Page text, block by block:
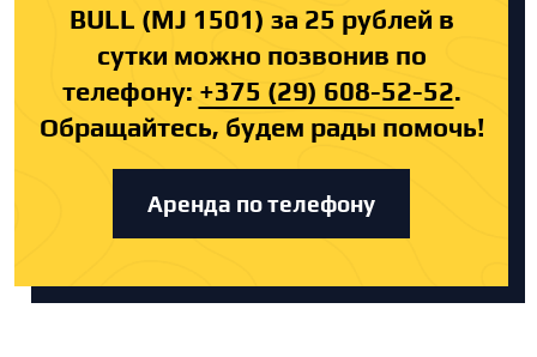
BULL (MJ 1501) за 25 рублей в
сутки можно позвонив по
телефону: +375 (29) 608-52-52.
Обращайтесь, будем рады помочь!
Аренда по телефону